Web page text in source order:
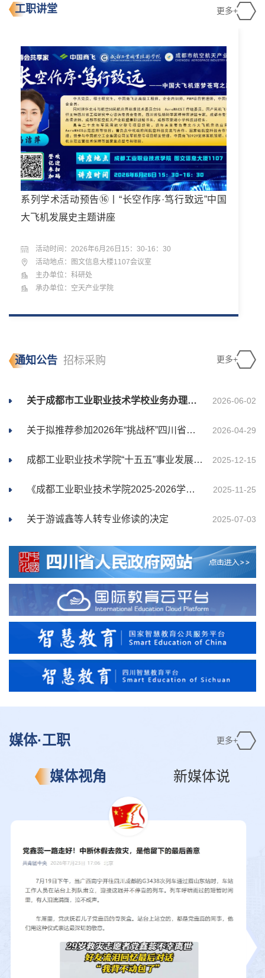
工职讲堂 更多+
系列学术活动预告⑯丨“长空作序·笃行致远”中国
大飞机发展史主题讲座
活动时间：2026年6月26日15：30-16：30
活动地点：图文信息大楼1107会议室
主办单位：科研处
承办单位：空天产业学院
通知公告 招标采购 更多+
关于成都市工业职业技术学校业务办理的公告 2026-06-02
关于拟推荐参加2026年“挑战杯”四川省大学生创业计划竞赛省赛项目的公示 2026-04-29
成都工业职业技术学院“十五五”事业发展规划诚邀您建言献策 2025-12-15
《成都工业职业技术学院2025-2026学年第1学期转专业考核实施方案》公示 2025-11-25
关于游诚鑫等人转专业修读的决定 2025-07-03
2026年金堂校区OTN线路租用服务（二次）询价结果公告 2026-08-07
康复训练辅助设备租赁项目（二次）询价结果公告 2026-08-07
2026年信息工程学院《职业教育项目教学改革：理论与实践》专著出版服务采购项... 2026-08-05
2026年金堂校区OTN线路租用服务（二次）询价公告 2026-08-03
2026-08-03
媒体·工职 更多+
媒体视角 新媒体说